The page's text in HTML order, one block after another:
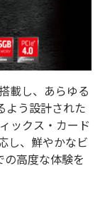
載し、あらゆる
よう設計された
ックス・カード
し、鮮やかなビ
高度な体験を